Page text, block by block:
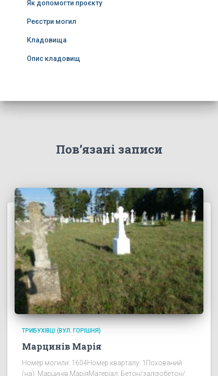
Як допомогти проєкту
Реєстри могил
Кладовища
Опис кладовищ
Пов’язані записи
ТРИБУХІВЦІ (ВУЛ. ГОРІШНЯ)
Марцинів Марія
Номер могили: 1604Номер кварталу: 1Похований
(на): Марцинів МаріяМатеріал: Бетон/залізобетон/